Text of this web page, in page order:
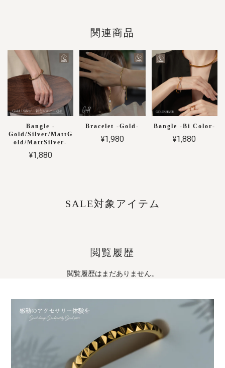
関連商品
Bangle -
Gold/Silver/MattG
old/MattSilver-
¥1,880
Bracelet -Gold-
¥1,980
Bangle -Bi Color-
¥1,880
SALE対象アイテム
閲覧履歴
閲覧履歴はまだありません。